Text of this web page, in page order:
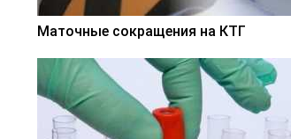
Маточные сокращения на КТГ